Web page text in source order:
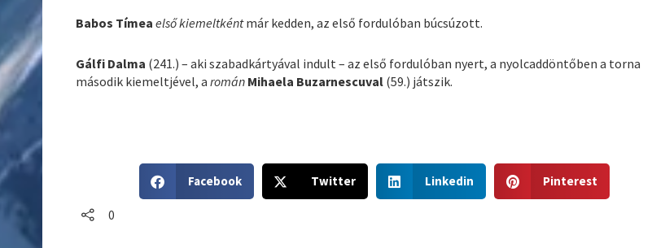
Babos Tímea első kiemeltkéntmár kedden, az első fordulóban búcsúzott.
Gálfi Dalma (241.) – aki szabadkártyával indult – az első fordulóban nyert, a nyolcaddöntőben a torna
második kiemeltjével, aromán Mihaela Buzarnescuval (59.) játszik.
h
Facebook
h
Twitter
h
Linkedin
h
Pinterest
0